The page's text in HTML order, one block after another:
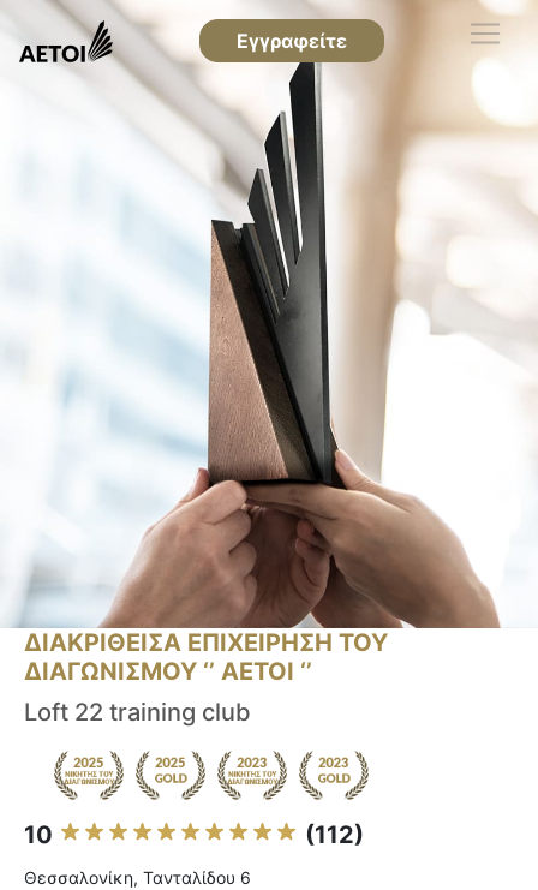
Εγγραφείτε
ΔΙΑΚΡΙΘΕΙΣΑ ΕΠΙΧΕΙΡΗΣΗ ΤΟΥ
ΔΙΑΓΩΝΙΣΜΟΥ ‘’ ΑΕΤΟΙ ‘’
Loft 22 training club
10 (112)
Θεσσαλονίκη, Τανταλίδου 6